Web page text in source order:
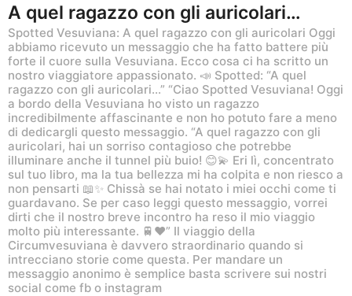
A quel ragazzo con gli auricolari…
Spotted Vesuviana: A quel ragazzo con gli auricolari Oggi
abbiamo ricevuto un messaggio che ha fatto battere più
forte il cuore sulla Vesuviana. Ecco cosa ci ha scritto un
nostro viaggiatore appassionato. 📣 Spotted: “A quel
ragazzo con gli auricolari…” “Ciao Spotted Vesuviana! Oggi
a bordo della Vesuviana ho visto un ragazzo
incredibilmente affascinante e non ho potuto fare a meno
di dedicargli questo messaggio. “A quel ragazzo con gli
auricolari, hai un sorriso contagioso che potrebbe
illuminare anche il tunnel più buio! 😊💫 Eri lì, concentrato
sul tuo libro, ma la tua bellezza mi ha colpita e non riesco a
non pensarti 📖✨ Chissà se hai notato i miei occhi come ti
guardavano. Se per caso leggi questo messaggio, vorrei
dirti che il nostro breve incontro ha reso il mio viaggio
molto più interessante. 🚆❤️” Il viaggio della
Circumvesuviana è davvero straordinario quando si
intrecciano storie come questa. Per mandare un
messaggio anonimo è semplice basta scrivere sui nostri
social come fb o instagram